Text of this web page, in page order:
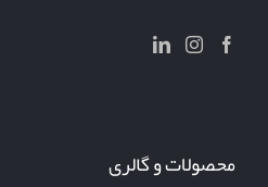
محصولات و گالری